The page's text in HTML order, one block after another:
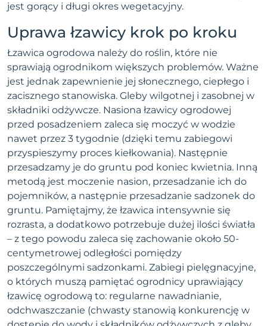
jest gorący i długi okres wegetacyjny.
Uprawa łzawicy krok po kroku
Łzawica ogrodowa należy do roślin, które nie
sprawiają ogrodnikom większych problemów. Ważne
jest jednak zapewnienie jej słonecznego, ciepłego i
zacisznego stanowiska. Gleby wilgotnej i zasobnej w
składniki odżywcze. Nasiona łzawicy ogrodowej
przed posadzeniem zaleca się moczyć w wodzie
nawet przez 3 tygodnie (dzięki temu zabiegowi
przyspieszymy proces kiełkowania). Następnie
przesadzamy je do gruntu pod koniec kwietnia. Inną
metodą jest moczenie nasion, przesadzanie ich do
pojemników, a następnie przesadzanie sadzonek do
gruntu. Pamiętajmy, że łzawica intensywnie się
rozrasta, a dodatkowo potrzebuje dużej ilości światła
– z tego powodu zaleca się zachowanie około 50-
centymetrowej odległości pomiędzy
poszczególnymi sadzonkami. Zabiegi pielęgnacyjne,
o których muszą pamiętać ogrodnicy uprawiający
łzawicę ogrodową to: regularne nawadnianie,
odchwaszczanie (chwasty stanowią konkurencję w